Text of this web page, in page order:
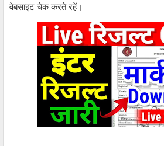
वेबसाइट चेक करते रहें।